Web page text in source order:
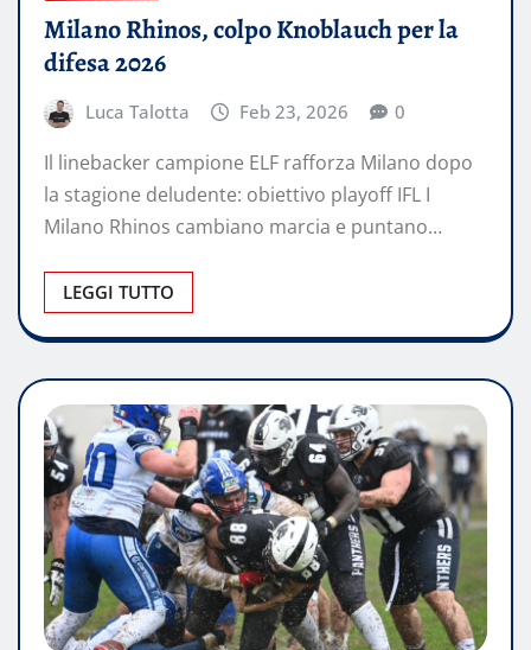
Milano Rhinos, colpo Knoblauch per la
difesa 2026
Luca Talotta Feb 23, 2026 0
Il linebacker campione ELF rafforza Milano dopo
la stagione deludente: obiettivo playoff IFL I
Milano Rhinos cambiano marcia e puntano…
LEGGI TUTTO